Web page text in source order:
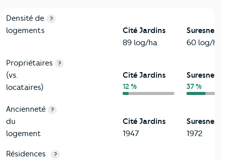
1-Immobilier
Critères Cité Jardins
Densité de
logements
?
Cité Jardins
89 log/ha
Suresnes
60 log/ha
Propriétaires
(vs.
locataires)
?
Cité Jardins
12 %
Suresnes
37 %
Ancienneté
du
logement
?
Cité Jardins
1947
Suresnes
1972
Résidences
?